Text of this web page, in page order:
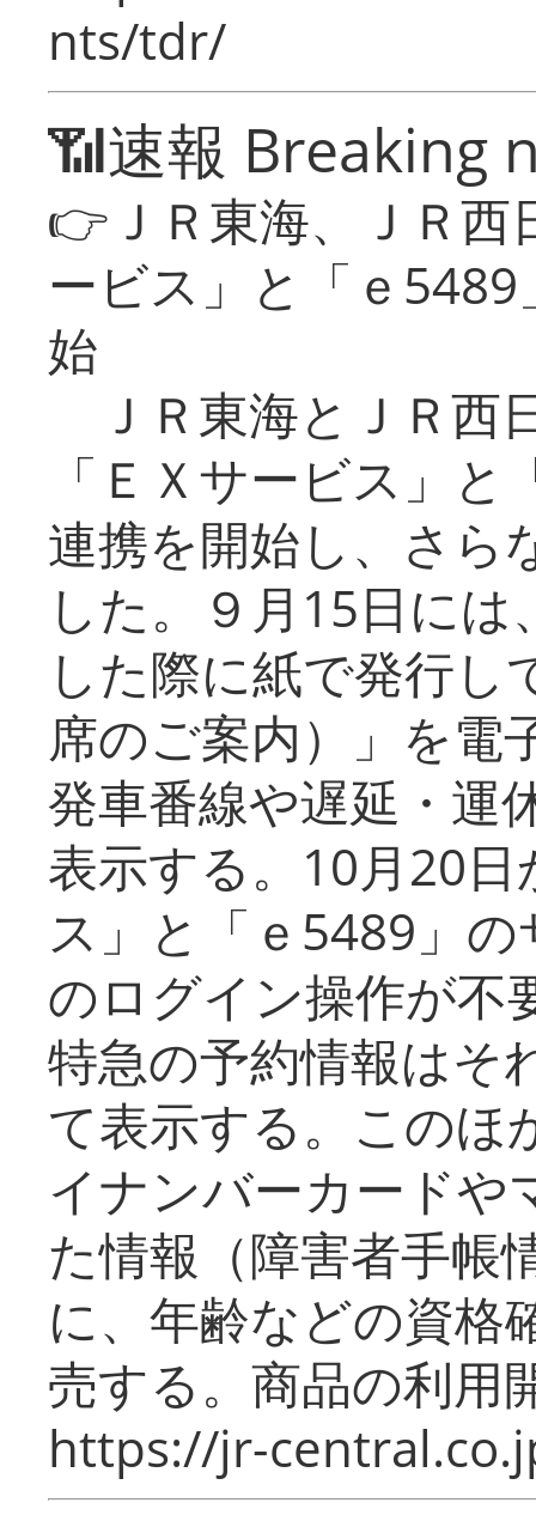
nts/tdr/
📶速報 Breaking
👉ＪＲ東海、ＪＲ
ービス」と「ｅ
始
ＪＲ東海とＪＲ西
「ＥＸサービス」
連携を開始し、さら
した。９月15日に
した際に紙で発行し
席のご案内）」を電
発車番線や遅延・運
表示する。10月20
ス」と「ｅ5489」
のログイン操作が不
特急の予約情報はそ
て表示する。このほ
イナンバーカードや
た情報（障害者手帳
に、年齢などの資格
売する。商品の利用
https://jr-